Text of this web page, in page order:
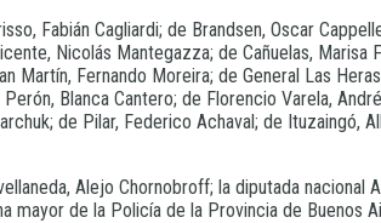
Fabián Cagliardi; de Brandsen, Oscar
Nicolás Mantegazza; de Cañuelas, Marisa
Fernando Moreira; de General Las
Blanca Cantero; de Florencio Varela,
de Pilar, Federico Achaval; de Ituzaingó,
Alejo Chornobroff; la diputada nacional
mayor de la Policía de la Provincia de Buenos